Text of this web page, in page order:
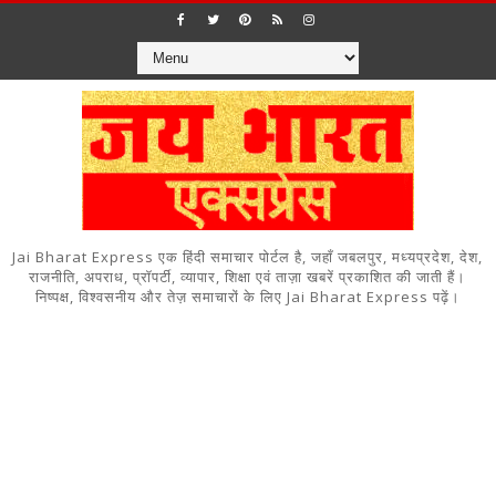
Jai Bharat Express एक हिंदी समाचार पोर्टल है, जहाँ जबलपुर, मध्यप्रदेश, देश,
राजनीति, अपराध, प्रॉपर्टी, व्यापार, शिक्षा एवं ताज़ा खबरें प्रकाशित की जाती हैं।
निष्पक्ष, विश्वसनीय और तेज़ समाचारों के लिए Jai Bharat Express पढ़ें।